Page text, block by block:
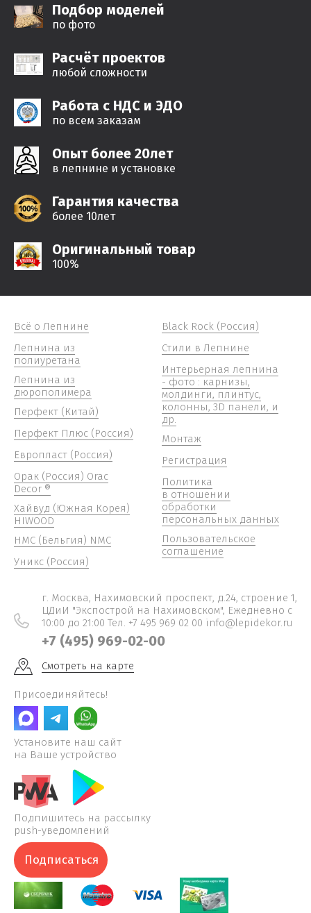
Подбор моделей
по фото
Расчёт проектов
любой сложности
Работа с НДС и ЭДО
по всем заказам
Опыт более 20лет
в лепнине и установке
Гарантия качества
более 10лет
Оригинальный товар
100%
Всё о Лепнине
Лепнина из
полиуретана
Лепнина из
дюрополимера
Перфект (Китай)
Перфект Плюс (Россия)
Европласт (Россия)
Орак (Россия) Orac
Decor ®
Хайвуд (Южная Корея)
HIWOOD
НМС (Бельгия) NMC
Уникс (Россия)
Black Rock (Россия)
Стили в Лепнине
Интерьерная лепнина
- фото : карнизы,
молдинги, плинтус,
колонны, 3D панели, и
др.
Монтаж
Регистрация
Политика
в отношении
обработки
персональных данных
Пользовательское
соглашение
г. Москва, Нахимовский проспект, д.24, строение 1,
ЦДиИ "Экспострой на Нахимовском", Ежедневно c
10:00 до 21:00 Тел. +7 495 969 02 00 info@lepidekor.ru
+7 (495) 969-02-00
Смотреть на карте
Присоединяйтесь!
Установите наш сайт
на Ваше устройство
Подпишитесь на рассылку
push-уведомлений
Подписаться